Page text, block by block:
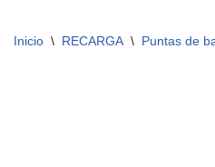
Inicio \ RECARGA \ Puntas de